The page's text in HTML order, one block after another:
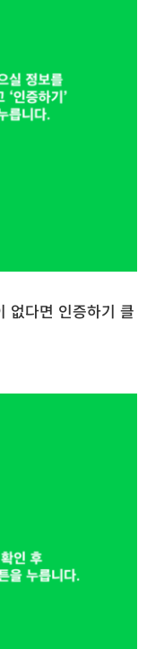
없다면 인증하기 클